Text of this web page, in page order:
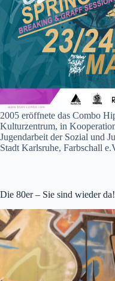
2005 eröffnete das Combo
Kulturzentrum, in
Jugendarbeit der Sozial und
Stadt Karlsruhe, Farbschall
Die 80er – Sie sind wieder da!